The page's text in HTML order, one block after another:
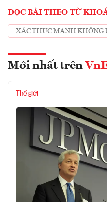
ĐỌC BÀI THEO TỪ
XÁC THỰC MẠNH KHÔNG
Mới nhất trên
Thế giới